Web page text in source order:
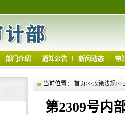
部门介绍 通知公告 新闻动态 审
当前位置： 首页>>政策法规>>
第2309号内